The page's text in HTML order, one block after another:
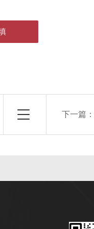
下一篇：